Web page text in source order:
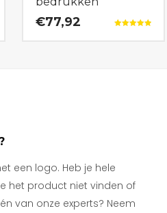
€77,92
een logo. Heb je hele
het product niet vinden of
van onze experts? Neem